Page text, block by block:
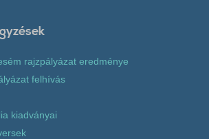
rajzpályázat eredménye
felhívás
kiadványai